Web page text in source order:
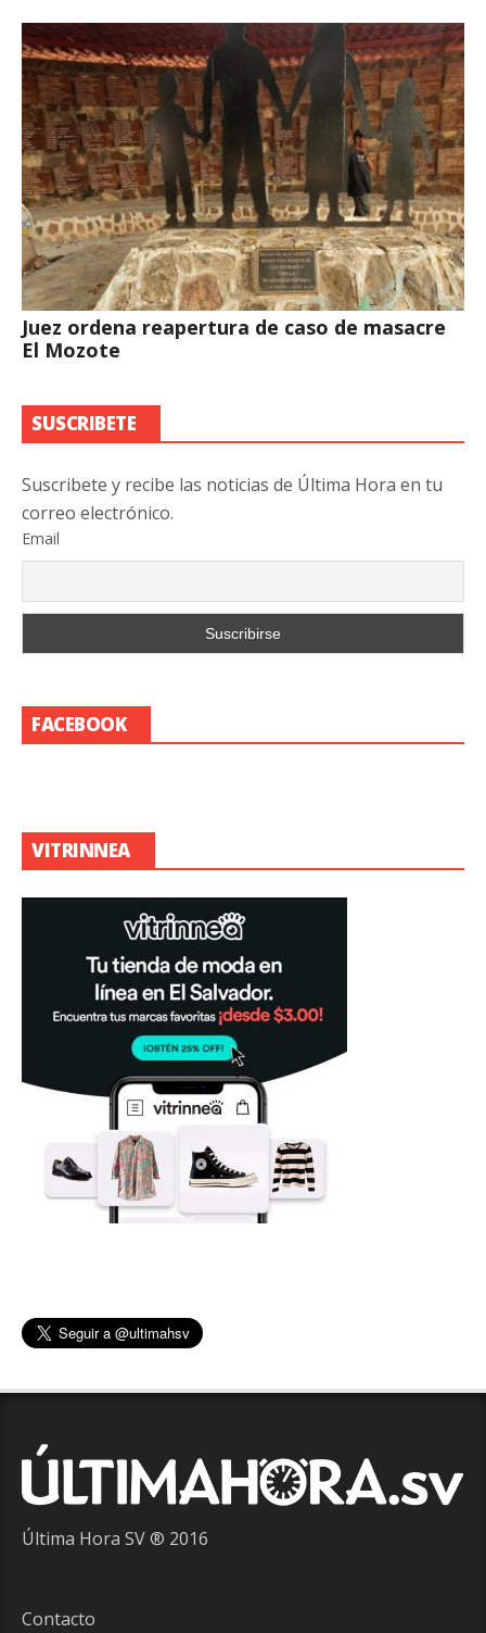
Juez ordena reapertura de caso de masacre
El Mozote
SUSCRIBETE
Suscribete y recibe las noticias de Última Hora en tu
correo electrónico.
Email
FACEBOOK
VITRINNEA
Última Hora SV ® 2016
Contacto